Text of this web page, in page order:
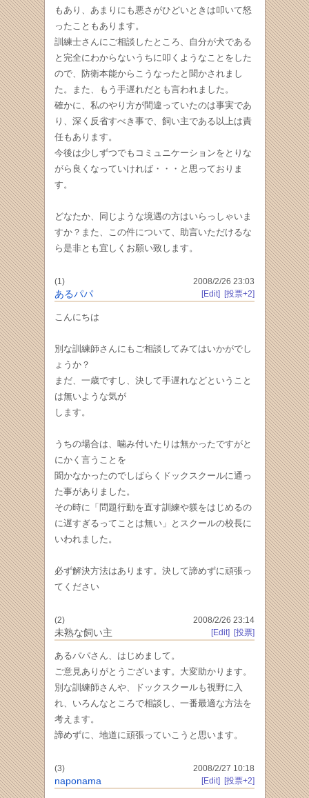
もあり、あまりにも悪さがひどいときは叩いて怒
ったこともあります。
訓練士さんにご相談したところ、自分が犬である
と完全にわからないうちに叩くようなことをした
ので、防衛本能からこうなったと聞かされまし
た。また、もう手遅れだとも言われました。
確かに、私のやり方が間違っていたのは事実であ
り、深く反省すべき事で、飼い主である以上は責
任もあります。
今後は少しずつでもコミュニケーションをとりな
がら良くなっていければ・・・と思っておりま
す。
どなたか、同じような境遇の方はいらっしゃいま
すか？また、この件について、助言いただけるな
ら是非とも宜しくお願い致します。
(1)
あるパパ
2008/2/26 23:03
[Edit]
[投票+2]
こんにちは
別な訓練師さんにもご相談してみてはいかがでし
ょうか？
まだ、一歳ですし、決して手遅れなどということ
は無いような気が
します。
うちの場合は、噛み付いたりは無かったですがと
にかく言うことを
聞かなかったのでしばらくドックスクールに通っ
た事がありました。
その時に「問題行動を直す訓練や躾をはじめるの
に遅すぎるってことは無い」とスクールの校長に
いわれました。
必ず解決方法はあります。決して諦めずに頑張っ
てください
(2)
未熟な飼い主
2008/2/26 23:14
[Edit]
[投票]
あるパパさん、はじめまして。
ご意見ありがとうございます。大変助かります。
別な訓練師さんや、ドックスクールも視野に入
れ、いろんなところで相談し、一番最適な方法を
考えます。
諦めずに、地道に頑張っていこうと思います。
(3)
naponama
2008/2/27 10:18
[Edit]
[投票+2]